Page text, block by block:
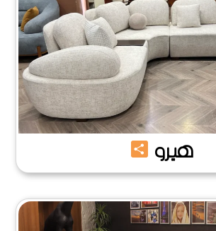
هيرو Share